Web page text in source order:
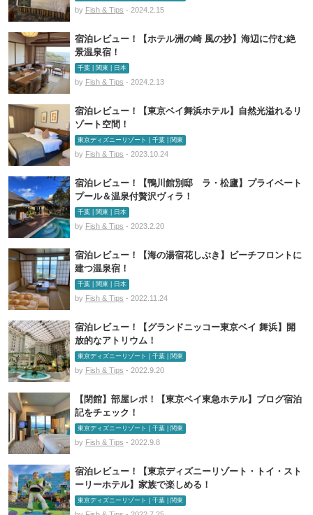
by Fish & Tips - 2024.2.15
宿泊レビュー！【ホテル洲の崎 風の抄】海辺に佇む絶
景温泉宿！
千葉 | 関東 | 日本
by Fish & Tips - 2024.2.13
宿泊レビュー！【東京ベイ舞浜ホテル】自然光溢れるリ
ゾート空間！
東京ディズニーリゾート | 千葉 | 関東
by Fish & Tips - 2023.10.24
宿泊レビュー！【鴨川館別邸 ラ・松廬】プライベート
プール＆温泉付贅沢ヴィラ！
千葉 | 関東 | 日本
by Fish & Tips - 2023.2.20
宿泊レビュー！【海の湯宿花しぶき】ビーチフロントに
建つ温泉宿！
千葉 | 関東 | 日本
by Fish & Tips - 2022.11.24
宿泊レビュー！【グランドニッコー東京ベイ 舞浜】開
放的なアトリウム！
東京ディズニーリゾート | 千葉 | 関東
by Fish & Tips - 2022.9.20
【閉館】部屋レポ！【東京ベイ東急ホテル】ブログ宿泊
記をチェック！
東京ディズニーリゾート | 千葉 | 関東
by Fish & Tips - 2022.9.8
宿泊レビュー！【東京ディズニーリゾート・トイ・スト
ーリーホテル】家族で楽しめる！
東京ディズニーリゾート | 千葉 | 関東